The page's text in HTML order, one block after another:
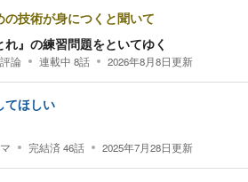
の技術が身につくと聞いて
れ』の練習問題をといてゆく
論 連載中 8話 2026年8月8日更新
てほしい
完結済46話 2025年7月28日更新